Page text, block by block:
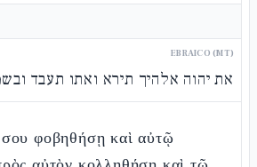
EBRAICO (MT)
את יהוה אלהיך תירא ואתו תעבד
σου φοβηθήσῃ καὶ αὐτῷ